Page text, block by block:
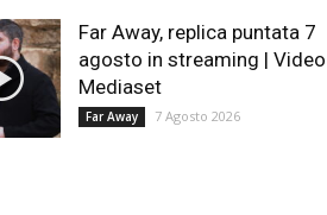
Far Away, replica puntata 7
agosto in streaming | Video
Mediaset
Far Away 7 Agosto 2026